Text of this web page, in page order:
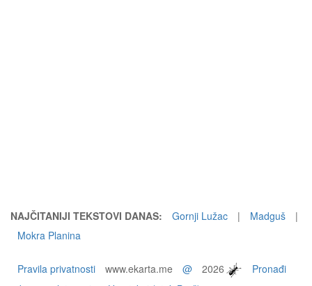
NAJČITANIJI TEKSTOVI DANAS: Gornji Lužac | Madguš
|
Mokra Planina
Pravila privatnosti www.ekarta.me @ 2026
Pronađi